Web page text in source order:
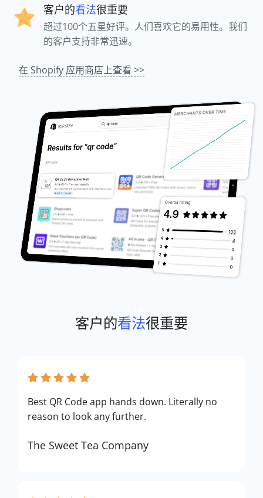
客户的看法很重要
超过100个五星好评。人们喜欢它的易用性。我们
的客户支持非常迅速。
在 Shopify 应用商店上查看 >>
客户的看法很重要
Best QR Code app hands down. Literally no
reason to look any further.
The Sweet Tea Company